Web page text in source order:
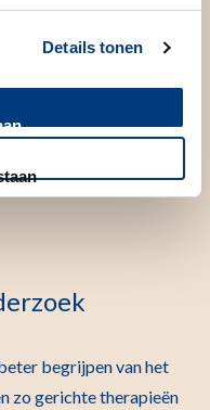
Details tonen
bij de afdeling
(erfelijk) melanoom.
begrijpen van het
zo gerichte therapieën